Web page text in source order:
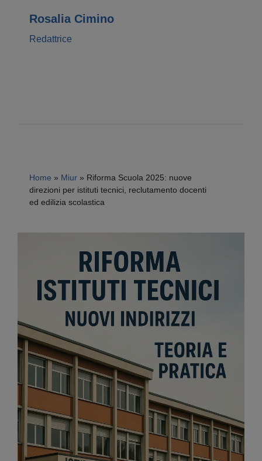
Rosalia Cimino
Redattrice
Home » Miur » Riforma Scuola 2025: nuove
direzioni per istituti tecnici, reclutamento docenti
ed edilizia scolastica